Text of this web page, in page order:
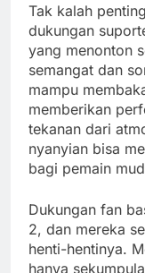
Tak kalah
dukungan
yang menonton
semangat dan
mampu
memberikan
tekanan dari
nyanyian bisa
bagi pemain
Dukungan fan
2, dan mereka
henti-hentinya.
hanya